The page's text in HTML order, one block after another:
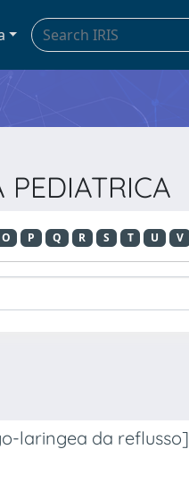
O P Q R S T U V
laringea da reflusso]